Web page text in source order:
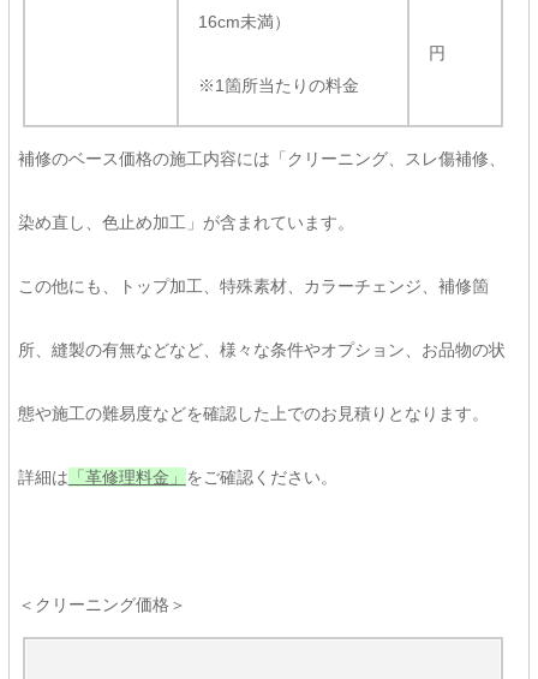
16cm未満）
※1箇所当たりの料金
円
補修のベース価格の施工内容には「クリーニング、スレ傷補修、
染め直し、色止め加工」が含まれています。
この他にも、トップ加工、特殊素材、カラーチェンジ、補修箇
所、縫製の有無などなど、様々な条件やオプション、お品物の状
態や施工の難易度などを確認した上でのお見積りとなります。
詳細は 「革修理料金」 をご確認ください。
＜クリーニング価格＞